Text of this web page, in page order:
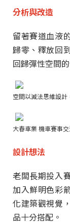
分析與改造
留著賽道血液
歸零、釋放回
回歸彈性空間
空間以減法思維設
大春車業 機車賽事
設計想法
老闆長期投入
加入鮮明色彩
化建築觀視覺
品十分搭配。